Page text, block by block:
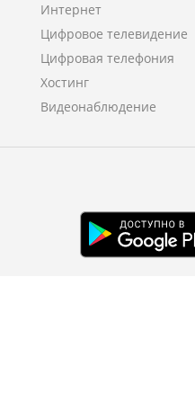
Интернет
Цифровое телевидение
Цифровая телефония
Хостинг
Видеонаблюдение